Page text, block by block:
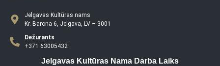
Jelgavas Kultūras nams
Kr. Barona 6, Jelgava, LV – 3001
Dežurants
+371 63005432
Jelgavas Kultūras Nama Darba Laiks